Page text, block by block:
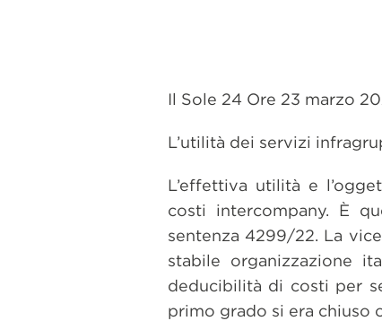
Il Sole 24 Ore 23 marzo
L’utilità dei servizi
L’effettiva utilità e
costi intercompany. È
sentenza 4299/22. La
stabile organizzazione
deducibilità di costi per
primo grado si era chiuso